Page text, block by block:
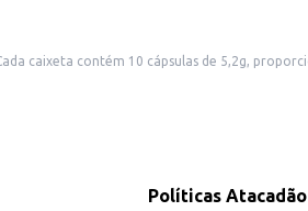
Políticas Atacadão